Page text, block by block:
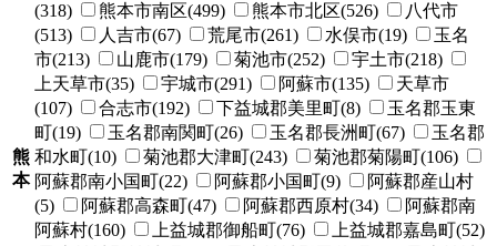
熊
本
(318)
熊本市南区(499) 熊本市北区(526)
八代市
(513)
人吉市(67) 荒尾市(261) 水俣市(19)
玉名
市(213)
山鹿市(179) 菊池市(252)
宇土市(218)
上天草市(35)
宇城市(291) 阿蘇市(135)
天草市
(107)
合志市(192) 下益城郡美里町(8)
玉名郡玉東
町(19)
玉名郡南関町(26) 玉名郡長洲町(67)
玉名郡
和水町(10)
菊池郡大津町(243)
菊池郡菊陽町(106)
阿蘇郡南小国町(22)
阿蘇郡小国町(9)
阿蘇郡産山村
(5)
阿蘇郡高森町(47) 阿蘇郡西原村(34)
阿蘇郡南
阿蘇村(160)
上益城郡御船町(76)
上益城郡嘉島町(52)